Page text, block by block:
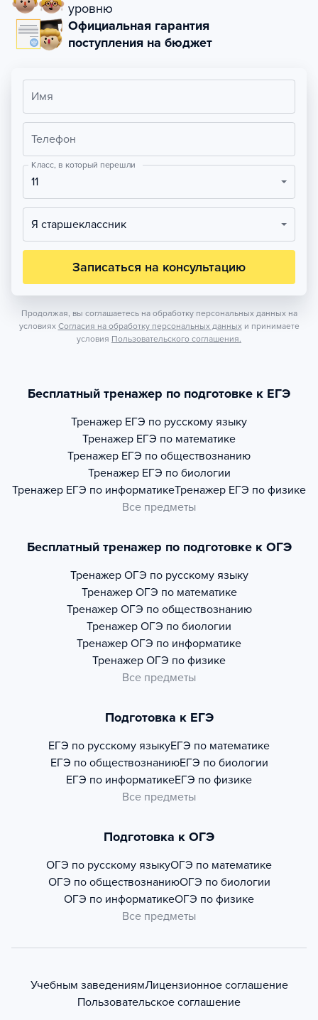
уровню
Официальная гарантия
поступления на бюджет
Имя
Телефон
Класс, в который перешли
11
Я старшеклассник
Записаться на консультацию
Продолжая, вы соглашаетесь на обработку персональных данных на
условиях Согласия на обработку персональных данных и принимаете
условия Пользовательского соглашения.
Бесплатный тренажер по подготовке к ЕГЭ
Тренажер ЕГЭ по русскому языку
Тренажер ЕГЭ по математике
Тренажер ЕГЭ по обществознанию
Тренажер ЕГЭ по биологии
Тренажер ЕГЭ по информатикеТренажер ЕГЭ по физике
Все предметы
Бесплатный тренажер по подготовке к ОГЭ
Тренажер ОГЭ по русскому языку
Тренажер ОГЭ по математике
Тренажер ОГЭ по обществознанию
Тренажер ОГЭ по биологии
Тренажер ОГЭ по информатике
Тренажер ОГЭ по физике
Все предметы
Подготовка к ЕГЭ
ЕГЭ по русскому языкуЕГЭ по математике
ЕГЭ по обществознаниюЕГЭ по биологии
ЕГЭ по информатикеЕГЭ по физике
Все предметы
Подготовка к ОГЭ
ОГЭ по русскому языкуОГЭ по математике
ОГЭ по обществознаниюОГЭ по биологии
ОГЭ по информатикеОГЭ по физике
Все предметы
Учебным заведениямЛицензионное соглашение
Пользовательское соглашение